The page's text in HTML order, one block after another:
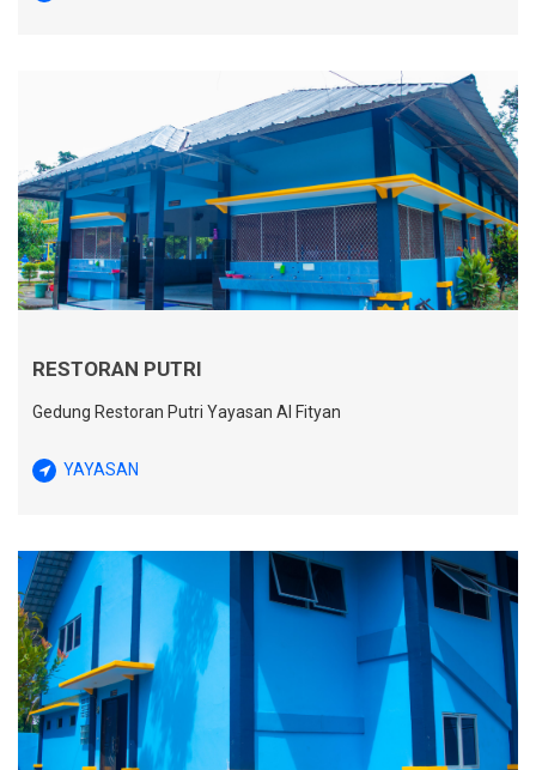
RESTORAN PUTRI
Gedung Restoran Putri Yayasan Al Fityan
YAYASAN